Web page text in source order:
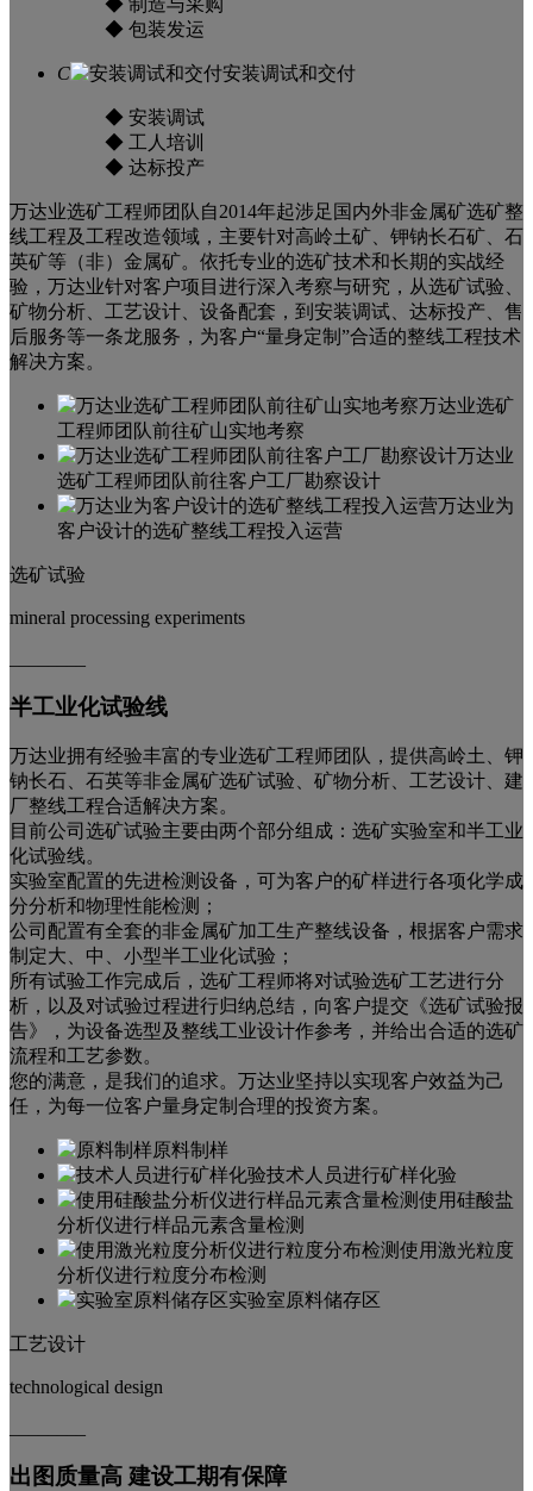
◆ 制造与采购
◆ 包装发运
C 安装调试和交付
◆ 安装调试
◆ 工人培训
◆ 达标投产
万达业选矿工程师团队自2014年起涉足国内外非金属矿选矿整
线工程及工程改造领域，主要针对高岭土矿、钾钠长石矿、石
英矿等（非）金属矿。依托专业的选矿技术和长期的实战经
验，万达业针对客户项目进行深入考察与研究，从选矿试验、
矿物分析、工艺设计、设备配套，到安装调试、达标投产、售
后服务等一条龙服务，为客户“量身定制”合适的整线工程技术
解决方案。
万达业选矿
工程师团队前往矿山实地考察
万达业
选矿工程师团队前往客户工厂勘察设计
万达业为
客户设计的选矿整线工程投入运营
选矿试验
mineral processing experiments
半工业化试验线
万达业拥有经验丰富的专业选矿工程师团队，提供高岭土、钾
钠长石、石英等非金属矿选矿试验、矿物分析、工艺设计、建
厂整线工程合适解决方案。
目前公司选矿试验主要由两个部分组成：选矿实验室和半工业
化试验线。
实验室配置的先进检测设备，可为客户的矿样进行各项化学成
分分析和物理性能检测；
公司配置有全套的非金属矿加工生产整线设备，根据客户需求
制定大、中、小型半工业化试验；
所有试验工作完成后，选矿工程师将对试验选矿工艺进行分
析，以及对试验过程进行归纳总结，向客户提交《选矿试验报
告》，为设备选型及整线工业设计作参考，并给出合适的选矿
流程和工艺参数。
您的满意，是我们的追求。万达业坚持以实现客户效益为己
任，为每一位客户量身定制合理的投资方案。
原料制样
技术人员进行矿样化验
使用硅酸盐
分析仪进行样品元素含量检测
使用激光粒度
分析仪进行粒度分布检测
实验室原料储存区
工艺设计
technological design
出图质量高 建设工期有保障